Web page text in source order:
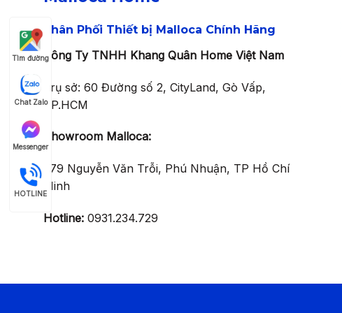
Phân Phối Thiết bị Malloca Chính Hãng
Công Ty TNHH Khang Quân Home Việt Nam
Trụ sở: 60 Đường số 2, CityLand, Gò Vấp,
TP.HCM
Showroom Malloca:
279 Nguyễn Văn Trỗi, Phú Nhuận, TP Hồ Chí
Minh
Hotline: 0931.234.729
Tìm đường
Chat Zalo
Messenger
HOTLINE